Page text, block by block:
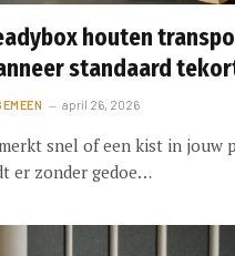
houten
standaard
april 26, 2026
snel of een kist in jouw
er zonder gedoe…